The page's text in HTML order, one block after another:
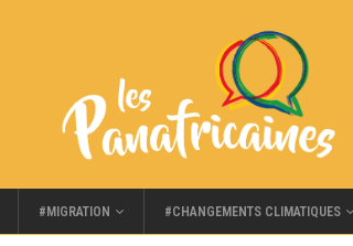
#MIGRATION #CHANGEMENTS CLIMATIQUES